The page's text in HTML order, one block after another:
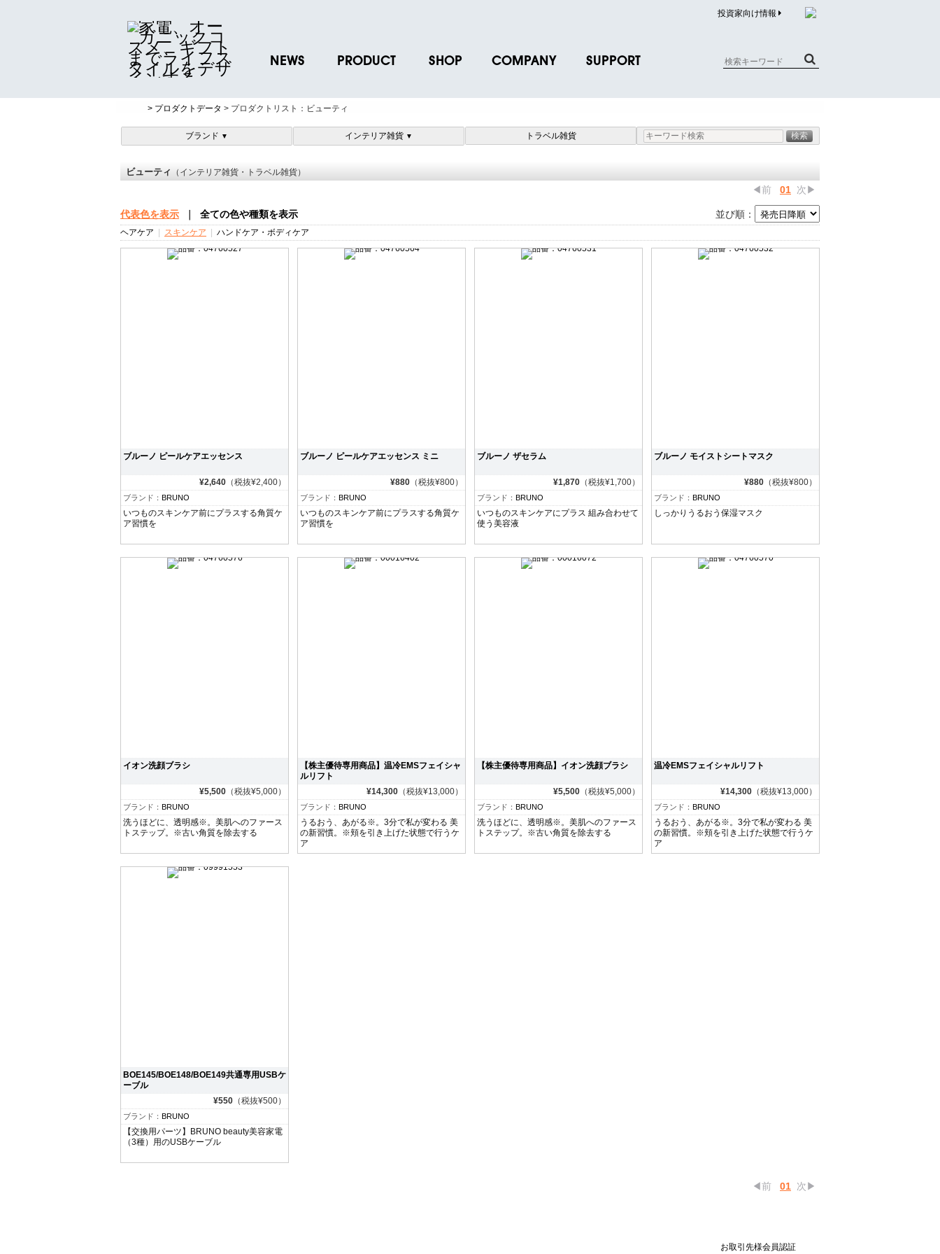
投資家向け情報
NEWS
プレスリリース
PRODUCT
プロダクトデータ
ノベルティグッズ
SHOP
BRUNO POINT SERVICE
COMPANY
リクルート
SUPPORT
各種お問い合わせ
> プロダクトデータ > プロダクトリスト：ビューティ
ブランド ▼ インテリア雑貨 ▼ トラベル雑貨
ビューティ （インテリア雑貨・トラベル雑貨）
◀前 01 次▶
代表色を表示 全ての色や種類を表示 並び順：
ヘアケア スキンケア ハンドケア・ボディケア
ブルーノ ピールケアエッセンス
¥2,640 （税抜¥2,400）
ブランド： BRUNO
いつものスキンケア前にプラスする角質ケ
ア習慣を
ブルーノ ピールケアエッセンス ミニ
¥880 （税抜¥800）
ブランド： BRUNO
いつものスキンケア前にプラスする角質ケ
ア習慣を
ブルーノ ザセラム
¥1,870 （税抜¥1,700）
ブランド： BRUNO
いつものスキンケアにプラス 組み合わせて
使う美容液
ブルーノ モイストシートマスク
¥880 （税抜¥800）
ブランド： BRUNO
しっかりうるおう保湿マスク
イオン洗顔ブラシ
¥5,500 （税抜¥5,000）
ブランド： BRUNO
洗うほどに、透明感※。美肌へのファース
トステップ。※古い角質を除去する
【株主優待専用商品】温冷EMSフェイシャ
ルリフト
¥14,300 （税抜¥13,000）
ブランド： BRUNO
うるおう、あがる※。3分で私が変わる 美
の新習慣。※頬を引き上げた状態で行うケ
ア
【株主優待専用商品】イオン洗顔ブラシ
¥5,500 （税抜¥5,000）
ブランド： BRUNO
洗うほどに、透明感※。美肌へのファース
トステップ。※古い角質を除去する
温冷EMSフェイシャルリフト
¥14,300 （税抜¥13,000）
ブランド： BRUNO
うるおう、あがる※。3分で私が変わる 美
の新習慣。※頬を引き上げた状態で行うケ
ア
BOE145/BOE148/BOE149共通専用USBケ
ーブル
¥550 （税抜¥500）
ブランド： BRUNO
【交換用パーツ】BRUNO beauty美容家電
（3種）用のUSBケーブル
◀前 01 次▶
お取引先様会員認証